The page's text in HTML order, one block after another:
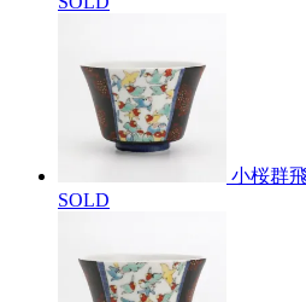
小桜群
SOLD